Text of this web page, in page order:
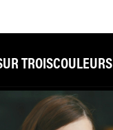
TROISCOULEURS